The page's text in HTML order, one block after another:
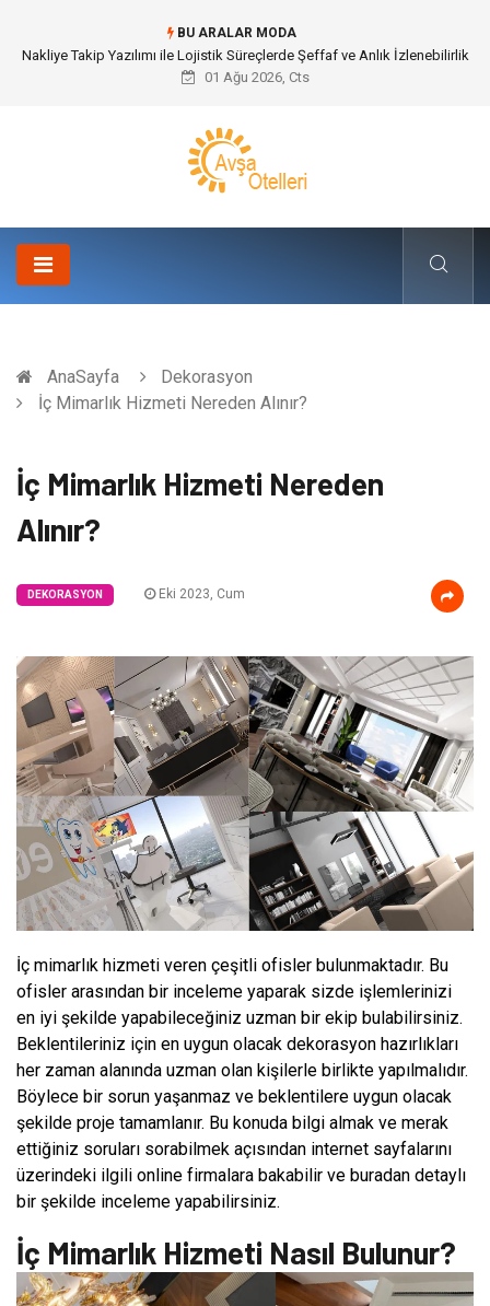
BU ARALAR MODA
Galericilik Belgesi Almanın Avantajları Nelerdir?
01 Ağu 2026, Cts
AnaSayfa
Dekorasyon
İç Mimarlık Hizmeti Nereden Alınır?
İç Mimarlık Hizmeti Nereden
Alınır?
DEKORASYON Eki 2023, Cum
İç mimarlık hizmeti veren çeşitli ofisler bulunmaktadır. Bu
ofisler arasından bir inceleme yaparak sizde işlemlerinizi
en iyi şekilde yapabileceğiniz uzman bir ekip bulabilirsiniz.
Beklentileriniz için en uygun olacak dekorasyon hazırlıkları
her zaman alanında uzman olan kişilerle birlikte yapılmalıdır.
Böylece bir sorun yaşanmaz ve beklentilere uygun olacak
şekilde proje tamamlanır. Bu konuda bilgi almak ve merak
ettiğiniz soruları sorabilmek açısından internet sayfalarını
üzerindeki ilgili online firmalara bakabilir ve buradan detaylı
bir şekilde inceleme yapabilirsiniz.
İç Mimarlık Hizmeti Nasıl Bulunur?